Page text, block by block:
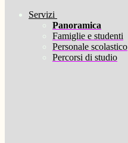
Servizi
Panoramica
Famiglie e studenti
Personale scolastico
Percorsi di studio